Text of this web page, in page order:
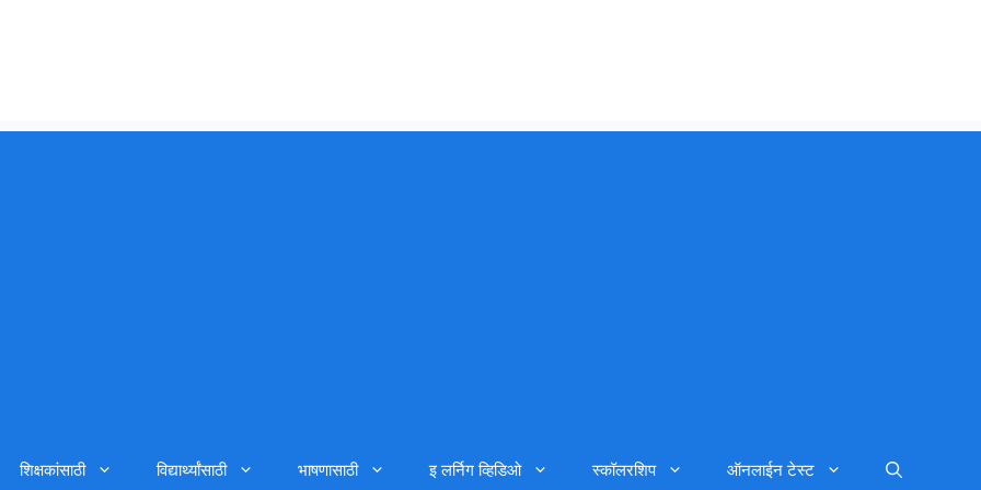
शिक्षकांसाठी विद्यार्थ्यांसाठी भाषणासाठी इ लर्निग व्हिडिओ स्कॉलरशिप ऑनलाईन टेस्ट